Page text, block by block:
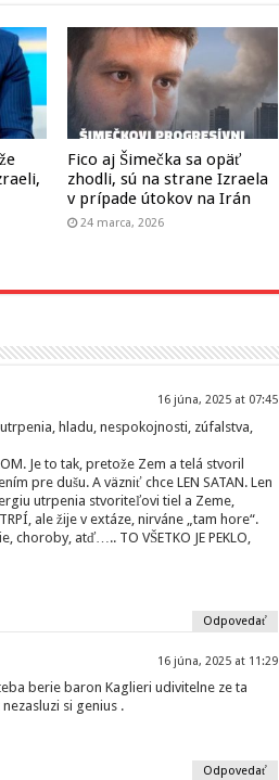
Fico aj Šimečka sa opäť
zhodli, sú na strane Izraela
v prípade útokov na Irán
24 marca, 2026
16 júna, 2025 at 07:45
hladu, nespokojnosti, zúfalstva,
Je to tak, pretože Zem a telá stvoril
pre dušu. A väzniť chce LEN SATAN. Len
utrpenia stvoriteľovi tiel a Zeme,
ale žije v extáze, nirváne „tam hore“.
atď….. TO VŠETKO JE PEKLO,
Odpovedať
16 júna, 2025 at 11:29
berie baron Kaglieri udivitelne ze ta
si genius .
Odpovedať